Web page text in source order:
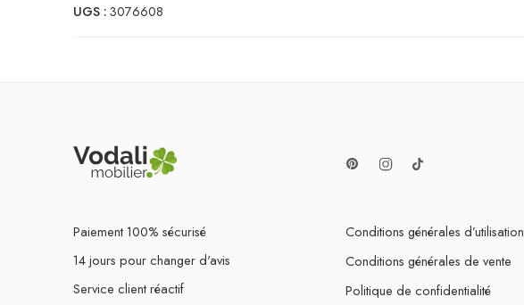
UGS :3076608
Paiement 100% sécurisé
14 jours pour changer d'avis
Service client réactif
Conditions générales d’utilisation
Conditions générales de vente
Politique de confidentialité